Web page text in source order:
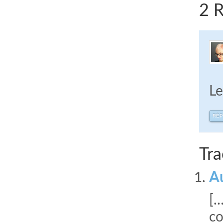
2